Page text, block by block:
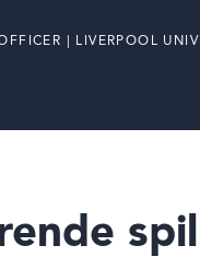
| LIVERPOOL